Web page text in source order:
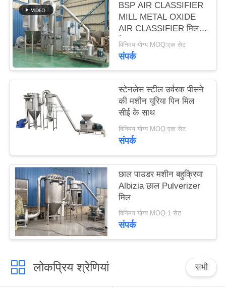
PRIVACY
POLICY
BSP AIR CLASSIFIER
MILL METAL OXIDE
AIR CLASSIFIER मिल
मेटल ऑक्साइड ACM
GGRINDER
विनिमय योग्य MOQ:एक सेट
संपर्क
स्टेनलेस स्टील उर्वरक पीसने
की मशीन यूरिया पिन मिल
सीई के साथ
विनिमय योग्य MOQ:एक सेट
संपर्क
छाल पाउडर मशीन बहुक्रिया
Albizia छाल Pulverizer
मिल
विनिमय योग्य MOQ:1 सेट
संपर्क
लोकप्रिय श्रेणियां सभी